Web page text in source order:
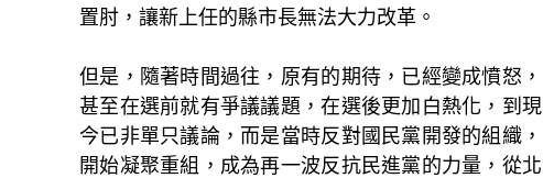
置肘，讓新上任的縣市長無法大力改革。
但是，隨著時間過往，原有的期待，已經變成憤怒，
甚至在選前就有爭議議題，在選後更加白熱化，到現
今已非單只議論，而是當時反對國民黨開發的組織，
開始凝聚重組，成為再一波反抗民進黨的力量，從北